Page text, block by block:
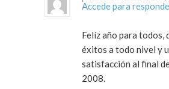
Accede para
Felíz año para todos,
éxitos a todo nivel y una
satisfacción al final
2008.